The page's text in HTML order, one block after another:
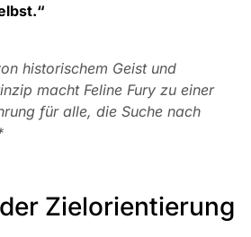
historischem Geist und
macht Feline Fury zu einer
für alle, die Suche nach
Zielorientierung